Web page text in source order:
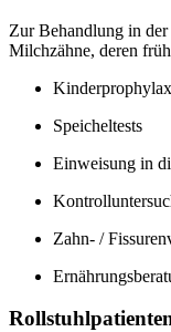
Zur Behandlung in
Milchzähne, deren
Speicheltests
Einweisung in
Zahn- /